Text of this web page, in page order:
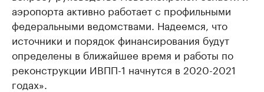
аэропорта активно работает с профильными
федеральными ведомствами. Надеемся, что
источники и порядок финансирования будут
определены в ближайшее время и работы по
реконструкции ИВПП-1 начнутся в 2020-2021
годах».